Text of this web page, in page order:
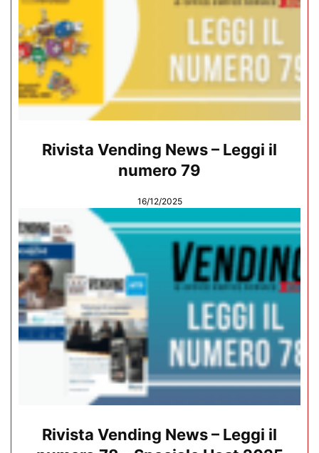
Rivista Vending News – Leggi il
numero 79
16/12/2025
Rivista Vending News – Leggi il